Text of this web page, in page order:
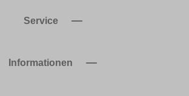
Service
Informationen